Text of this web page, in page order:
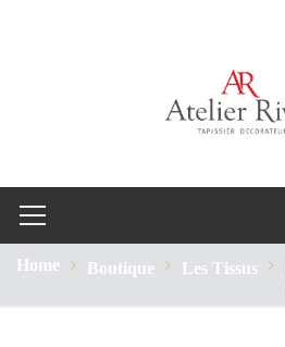
Home Boutique Les Tissus